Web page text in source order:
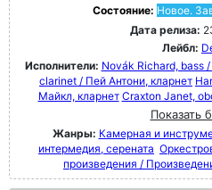
Состояние: Новое.
Дата релиза:
Лейбл:
Исполнители: Novák Richard, bass
clarinet / Пей Антони, кларнет
Майкл, кларнет Craxton Janet,
Показать
Жанры: Камерная и
интермедия, серената
произведения /